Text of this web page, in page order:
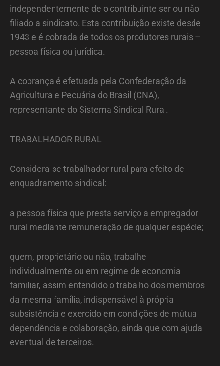
independentemente de o contribuinte ser ou não
filiado a sindicato. Esta contribuição existe desde
1943 e é cobrada de todos os produtores rurais –
pessoa física ou jurídica.
A cobrança é efetuada pela Confederação da
Agricultura e Pecuária do Brasil (CNA),
representante do Sistema Sindical Rural.
TRABALHADOR RURAL
Considera-se trabalhador rural para efeito de
enquadramento sindical:
a pessoa física que presta serviço a empregador
rural mediante remuneração de qualquer espécie;
quem, proprietário ou não, trabalhe
individualmente ou em regime de economia
familiar, assim entendido o trabalho dos membros
da mesma família, indispensável à própria
subsistência e exercido em condições de mútua
dependência e colaboração, ainda que com ajuda
eventual de terceiros.